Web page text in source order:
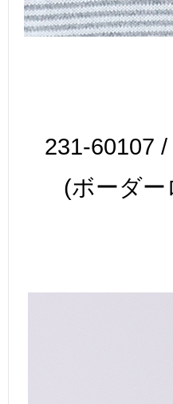
231-60107
(ボーダ